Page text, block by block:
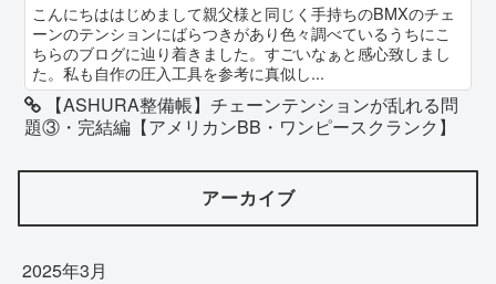
こんにちははじめまして親父様と同じく手持ちのBMXのチェ
ーンのテンションにばらつきがあり色々調べているうちにこ
ちらのブログに辿り着きました。すごいなぁと感心致しまし
た。私も自作の圧入工具を参考に真似し...
【ASHURA整備帳】チェーンテンションが乱れる問
題③・完結編【アメリカンBB・ワンピースクランク】
アーカイブ
2025年3月